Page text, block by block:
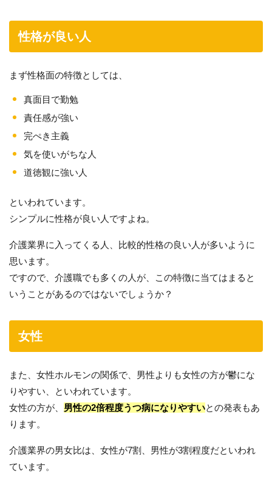
性格が良い人
まず性格面の特徴としては、
真面目で勤勉
責任感が強い
完ぺき主義
気を使いがちな人
道徳観に強い人
といわれています。
シンプルに性格が良い人ですよね。
介護業界に入ってくる人、比較的性格の良い人が多いように
思います。
ですので、介護職でも多くの人が、この特徴に当てはまると
いうことがあるのではないでしょうか？
女性
また、女性ホルモンの関係で、男性よりも女性の方が鬱にな
りやすい、といわれています。
女性の方が、 男性の2倍程度うつ病になりやすいとの発表もあ
ります。
介護業界の男女比は、女性が7割、男性が3割程度だといわれ
ています。